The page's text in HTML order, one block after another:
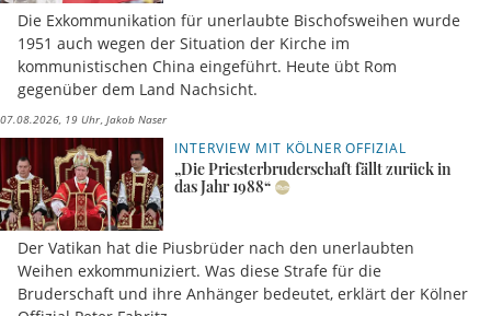
Die Exkommunikation für unerlaubte Bischofsweihen wurde
1951 auch wegen der Situation der Kirche im
kommunistischen China eingeführt. Heute übt Rom
gegenüber dem Land Nachsicht.
07.08.2026, 19 Uhr Jakob Naser
INTERVIEW MIT KÖLNER OFFIZIAL
„Die Priesterbruderschaft fällt zurück in
das Jahr 1988“
Der Vatikan hat die Piusbrüder nach den unerlaubten
Weihen exkommuniziert. Was diese Strafe für die
Bruderschaft und ihre Anhänger bedeutet, erklärt der Kölner